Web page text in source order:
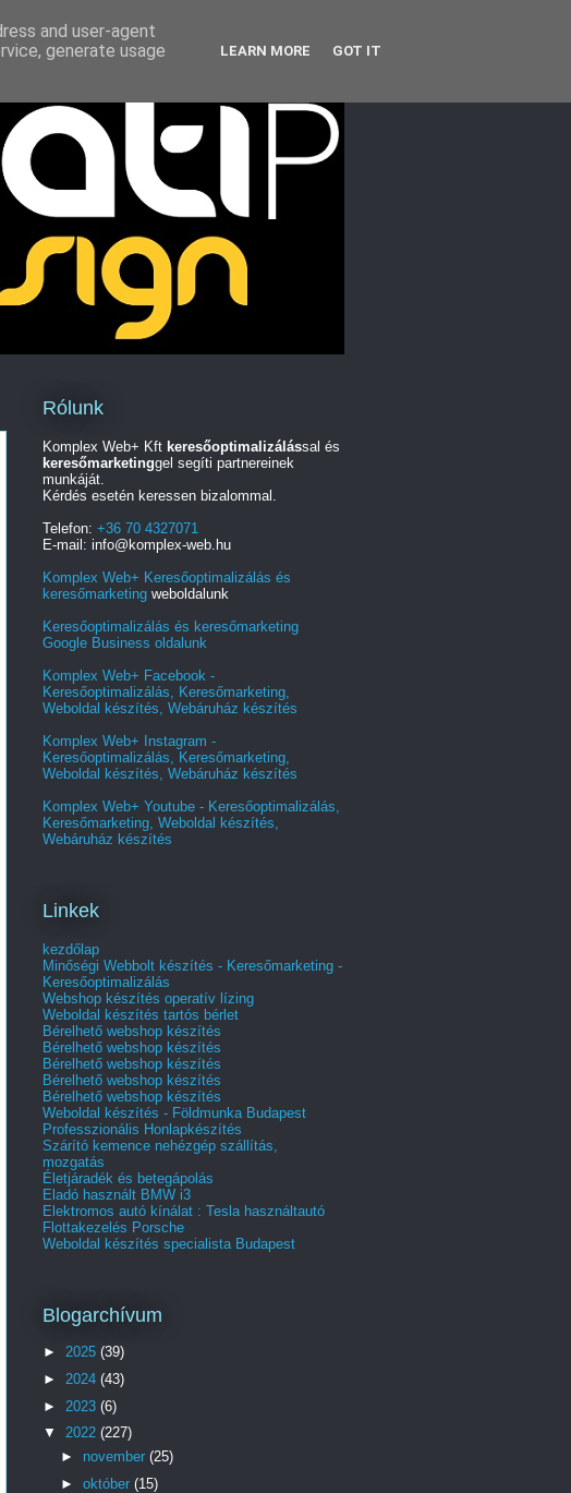
Rólunk
Komplex Web+ Kft keresőoptimalizálással és
keresőmarketinggel segíti partnereinek
munkáját.
Kérdés esetén keressen bizalommal.
Telefon: +36 70 4327071
E-mail: info@komplex-web.hu
Komplex Web+ Keresőoptimalizálás és
keresőmarketing weboldalunk
Keresőoptimalizálás és keresőmarketing
Google Business oldalunk
Komplex Web+ Facebook -
Keresőoptimalizálás, Keresőmarketing,
Weboldal készítés, Webáruház készítés
Komplex Web+ Instagram -
Keresőoptimalizálás, Keresőmarketing,
Weboldal készítés, Webáruház készítés
Komplex Web+ Youtube - Keresőoptimalizálás,
Keresőmarketing, Weboldal készítés,
Webáruház készítés
Linkek
kezdőlap
Minőségi Webbolt készítés - Keresőmarketing -
Keresőoptimalizálás
Webshop készítés operatív lízing
Weboldal készítés tartós bérlet
Bérelhető webshop készítés
Bérelhető webshop készítés
Bérelhető webshop készítés
Bérelhető webshop készítés
Bérelhető webshop készítés
Weboldal készítés - Földmunka Budapest
Professzionális Honlapkészítés
Szárító kemence nehézgép szállítás,
mozgatás
Életjáradék és betegápolás
Eladó használt BMW i3
Elektromos autó kínálat : Tesla használtautó
Flottakezelés Porsche
Weboldal készítés specialista Budapest
Blogarchívum
► 2025 (39)
► 2024 (43)
► 2023 (6)
▼ 2022 (227)
► november (25)
► október (15)
and user-agent
generate usage
LEARN MORE GOT IT